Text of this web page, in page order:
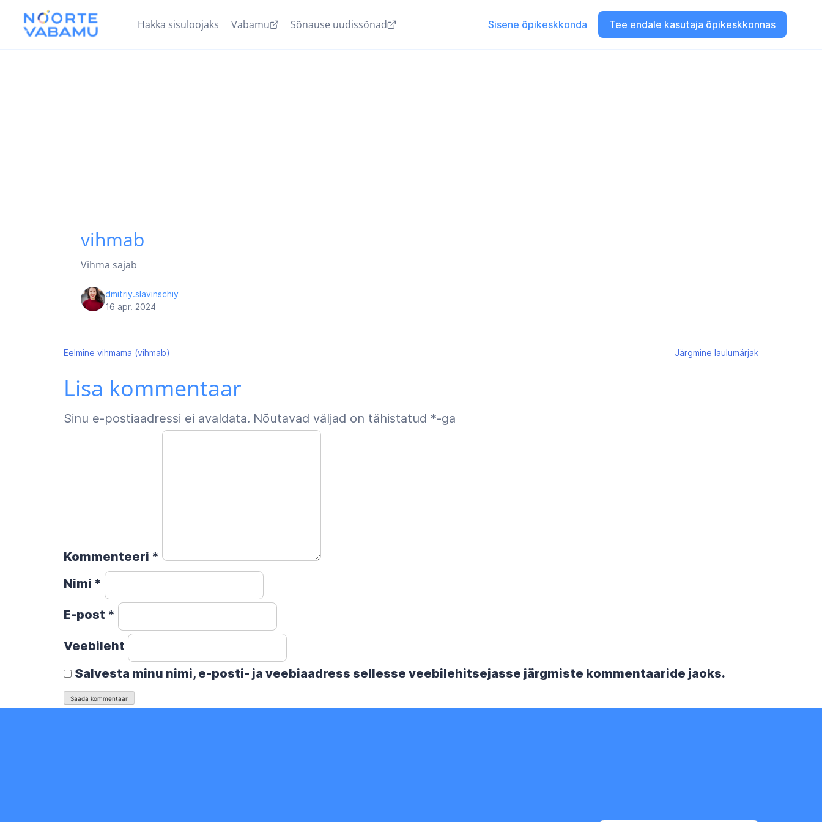
Hakka sisuloojaks Vabamu Sõnause uudissõnad Sisene õpikeskkonda Tee endale kasutaja õpikeskkonnas
vihmab
Vihma sajab
dmitriy.slavinschiy
16 apr. 2024
Navigeerimine
Eelmine vihmama (vihmab) Järgmine laulumärjak
Lisa kommentaar
Sinu e-postiaadressi ei avaldata. Nõutavad väljad on tähistatud *-ga
Kommenteeri *
Nimi *
E-post *
Veebileht
Salvesta minu nimi, e-posti- ja veebiaadress sellesse veebilehitsejasse järgmiste kommentaaride jaoks.